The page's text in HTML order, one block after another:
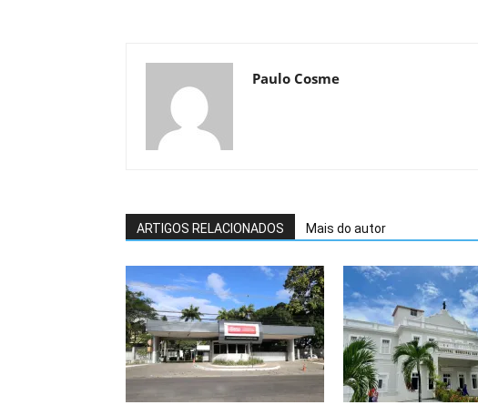
Paulo Cosme
ARTIGOS RELACIONADOS Mais do autor